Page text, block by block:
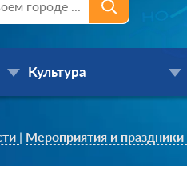
Культура
| Мероприятия и праздники